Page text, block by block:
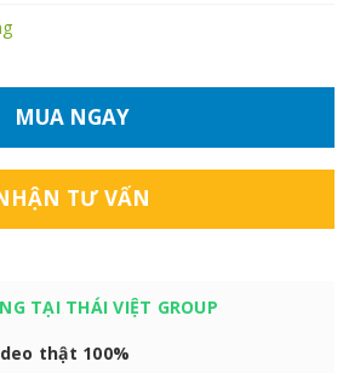
MUA NGAY
TƯ VẤN
TẠI THÁI VIỆT GROUP
thật 100%